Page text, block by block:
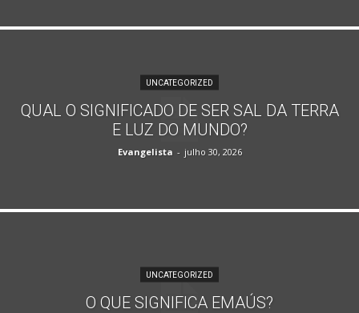
UNCATEGORIZED
QUAL O SIGNIFICADO DE SER SAL DA TERRA
E LUZ DO MUNDO?
Evangelista - julho 30, 2026
UNCATEGORIZED
O QUE SIGNIFICA EMAÚS?